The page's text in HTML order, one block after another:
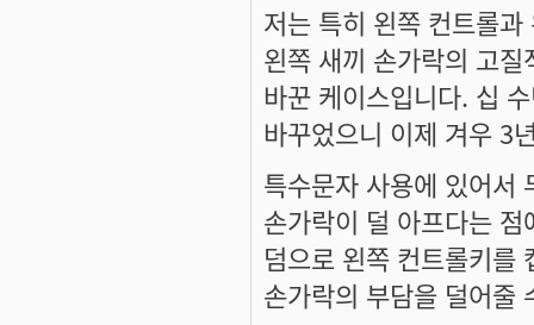
저는 특히 왼쪽 컨트롤
왼쪽 새끼 손가락의 고
바꾼 케이스입니다. 십
바꾸었으니 이제 겨우 3
특수문자 사용에 있어서
손가락이 덜 아프다는
덤으로 왼쪽 컨트롤키를
손가락의 부담을 덜어줄